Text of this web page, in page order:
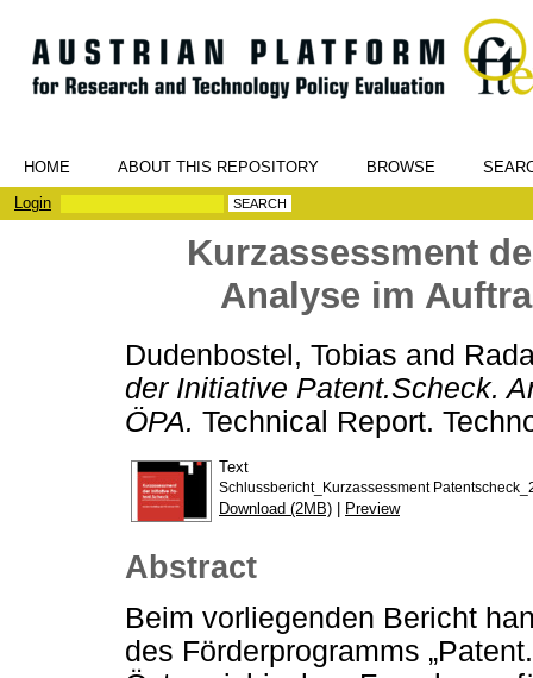
HOME ABOUT THIS REPOSITORY BROWSE
Login
Kurzassessment
Analyse im
Dudenbostel, Tobias and
der Initiative Patent.Scheck.
ÖPA. Technical Report.
Text
Schlussbericht_Kurzassessment
Download (2MB) | Preview
Abstract
Beim vorliegenden Bericht
des Förderprogramms